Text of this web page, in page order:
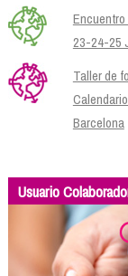
23-24-25
Taller de
Barcelona
Usuario